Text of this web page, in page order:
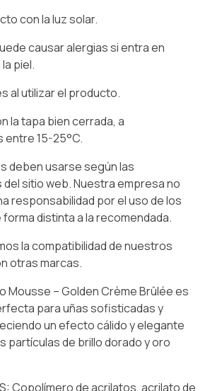
con la luz solar.
causar alergias si entra en
piel.
al utilizar el producto.
la tapa bien cerrada, a
15-25°C.
deben usarse según las
sitio web. Nuestra empresa no
responsabilidad por el uso de los
distinta a la recomendada.
la compatibilidad de nuestros
otras marcas.
Mousse – Golden Crème Brûlée es
para uñas sofisticadas y
un efecto cálido y elegante
partículas de brillo dorado y oro
Copolímero de acrilatos, acrilato de